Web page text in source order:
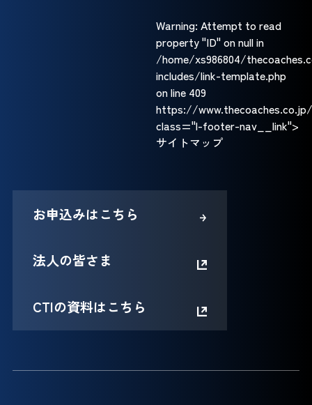
Warning: Attempt to read
property "ID" on null in
/home/xs986804/
includes/link-template.php
on line 409
https://
class="l-footer-nav__link">
サイトマップ
お申込みはこちら
法人の皆さま
CTIの資料はこちら